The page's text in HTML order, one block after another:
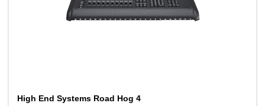
High End Systems Road Hog 4